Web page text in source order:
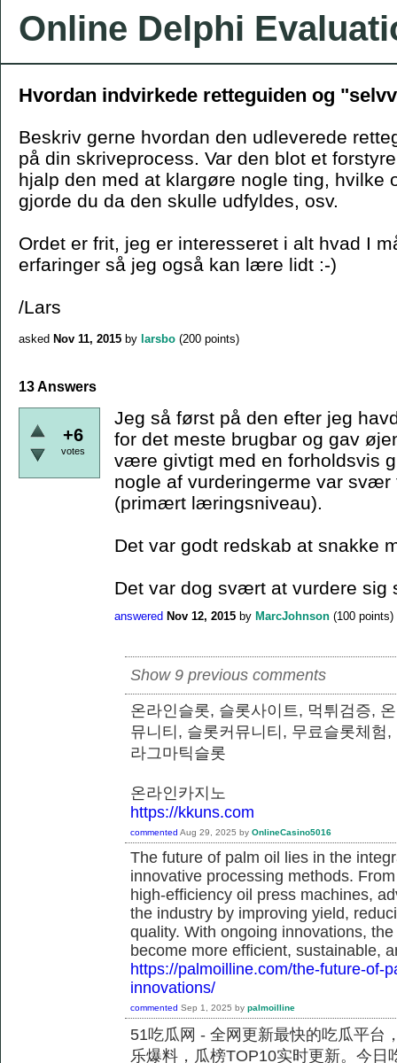
Online Delphi
Hvordan indvirkede retteguiden og
Beskriv gerne hvordan den udleverede
på din skriveprocess. Var den blot et
hjalp den med at klargøre nogle ting, hvilke
gjorde du da den skulle udfyldes, osv.
Ordet er frit, jeg er interesseret i alt hvad I
erfaringer så jeg også kan lære lidt :-)
/Lars
asked Nov 11, 2015 by larsbo (200 points)
13 Answers
+6
votes
Jeg så først på den efter jeg
for det meste brugbar og gav
være givtigt med en forholdsvis
nogle af vurderingerme var
(primært læringsniveau).
Det var godt redskab at snakke
Det var dog svært at vurdere sig
answered Nov 12, 2015 by MarcJohnson (100 points)
Show 9 previous comments
온라인슬롯, 슬롯사이트, 먹튀검증,
뮤니티, 슬롯커뮤니티, 무료슬롯체험
라그마틱슬롯
온라인카지노
https://kkuns.com
commented Aug 29, 2025 by OnlineCasino5016
The future of palm oil lies in the
innovative processing methods.
high-efficiency oil press machines,
the industry by improving yield,
quality. With ongoing innovations,
become more efficient, sustainable,
https://palmoilline.com/the-future-of-
innovations/
commented Sep 1, 2025 by palmoilline
51吃瓜网 - 全网更新最快的吃瓜平台
乐爆料，瓜榜TOP10实时更新。今